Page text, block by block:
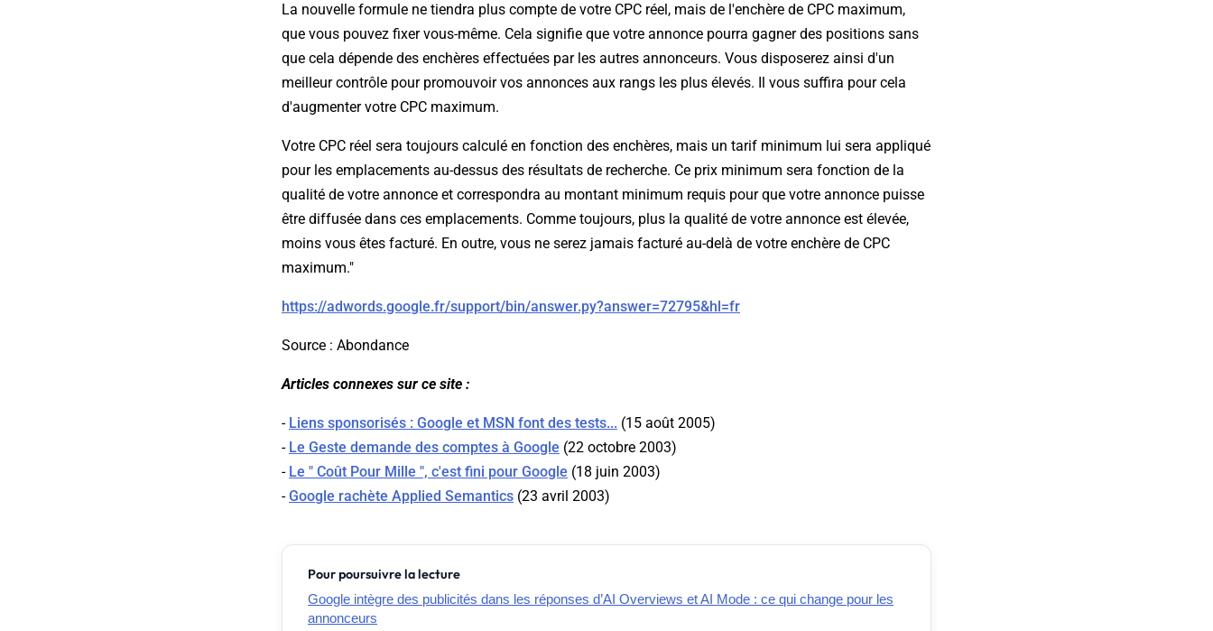
La nouvelle formule ne tiendra plus compte de votre CPC réel, mais de l'enchère de CPC maximum,
que vous pouvez fixer vous-même. Cela signifie que votre annonce pourra gagner des positions sans
que cela dépende des enchères effectuées par les autres annonceurs. Vous disposerez ainsi d'un
meilleur contrôle pour promouvoir vos annonces aux rangs les plus élevés. Il vous suffira pour cela
d'augmenter votre CPC maximum.
Votre CPC réel sera toujours calculé en fonction des enchères, mais un tarif minimum lui sera appliqué
pour les emplacements au-dessus des résultats de recherche. Ce prix minimum sera fonction de la
qualité de votre annonce et correspondra au montant minimum requis pour que votre annonce puisse
être diffusée dans ces emplacements. Comme toujours, plus la qualité de votre annonce est élevée,
moins vous êtes facturé. En outre, vous ne serez jamais facturé au-delà de votre enchère de CPC
maximum."
https://adwords.google.fr/support/bin/answer.py?answer=72795&hl=fr
Source : Abondance
Articles connexes sur ce site :
- Liens sponsorisés : Google et MSN font des tests... (15 août 2005)
- Le Geste demande des comptes à Google (22 octobre 2003)
- Le " Coût Pour Mille ", c'est fini pour Google (18 juin 2003)
-Google rachète Applied Semantics (23 avril 2003)
Pour poursuivre la lecture
Google intègre des publicités dans les réponses d’AI Overviews et AI Mode : ce qui change pour les
annonceurs